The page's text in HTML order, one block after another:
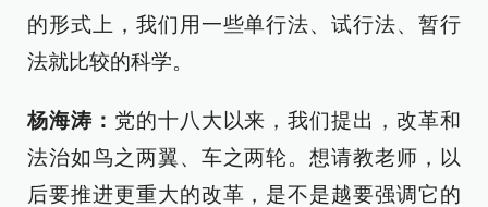
的形式上，我们用一些单行法、试行法、暂行
法就比较的科学。
杨海涛： 党的十八大以来，我们提出，改革和
法治如鸟之两翼、车之两轮。想请教老师，以
后要推进更重大的改革，是不是越要强调它的